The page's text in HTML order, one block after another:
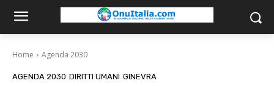
Home Agenda 2030
AGENDA 2030 DIRITTI UMANI GINEVRA